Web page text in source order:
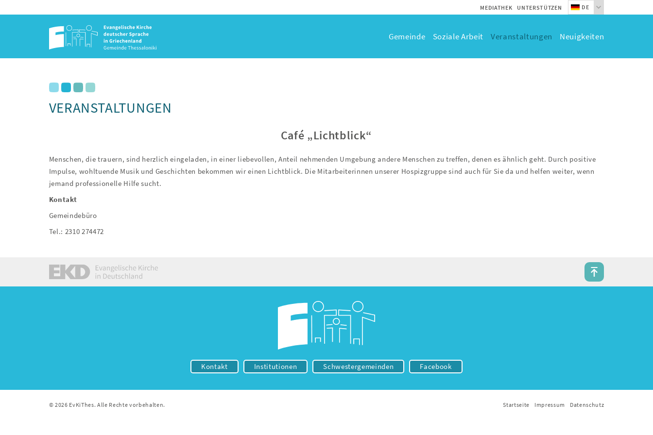
MEDIATHEK UNTERSTÜTZEN DE
Gemeinde Soziale Arbeit Veranstaltungen Neuigkeiten
VERANSTALTUNGEN
Café „Lichtblick“
Menschen, die trauern, sind herzlich eingeladen, in einer liebevollen, Anteil nehmenden Umgebung andere Menschen zu treffen, denen es ähnlich geht. Durch positive
Impulse, wohltuende Musik und Geschichten bekommen wir einen Lichtblick. Die Mitarbeiterinnen unserer Hospizgruppe sind auch für Sie da und helfen weiter, wenn
jemand professionelle Hilfe sucht.
Kontakt
Gemeindebüro
Tel.: 2310 274472
Kontakt Institutionen Schwestergemeinden Facebook
Startseite Impressum Datenschutz
© 2026 EvKiThes. Alle Rechte vorbehalten.